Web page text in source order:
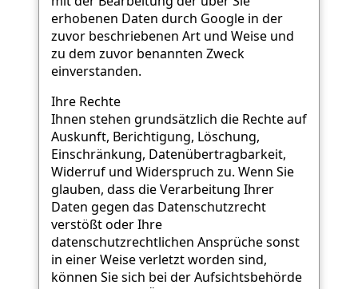
erhobenen Daten durch Google in der
zuvor beschriebenen Art und Weise und
zu dem zuvor benannten Zweck
einverstanden.
Ihre Rechte
Ihnen stehen grundsätzlich die Rechte auf
Auskunft, Berichtigung, Löschung,
Einschränkung, Datenübertragbarkeit,
Widerruf und Widerspruch zu. Wenn Sie
glauben, dass die Verarbeitung Ihrer
Daten gegen das Datenschutzrecht
verstößt oder Ihre
datenschutzrechtlichen Ansprüche sonst
in einer Weise verletzt worden sind,
können Sie sich bei der Aufsichtsbehörde